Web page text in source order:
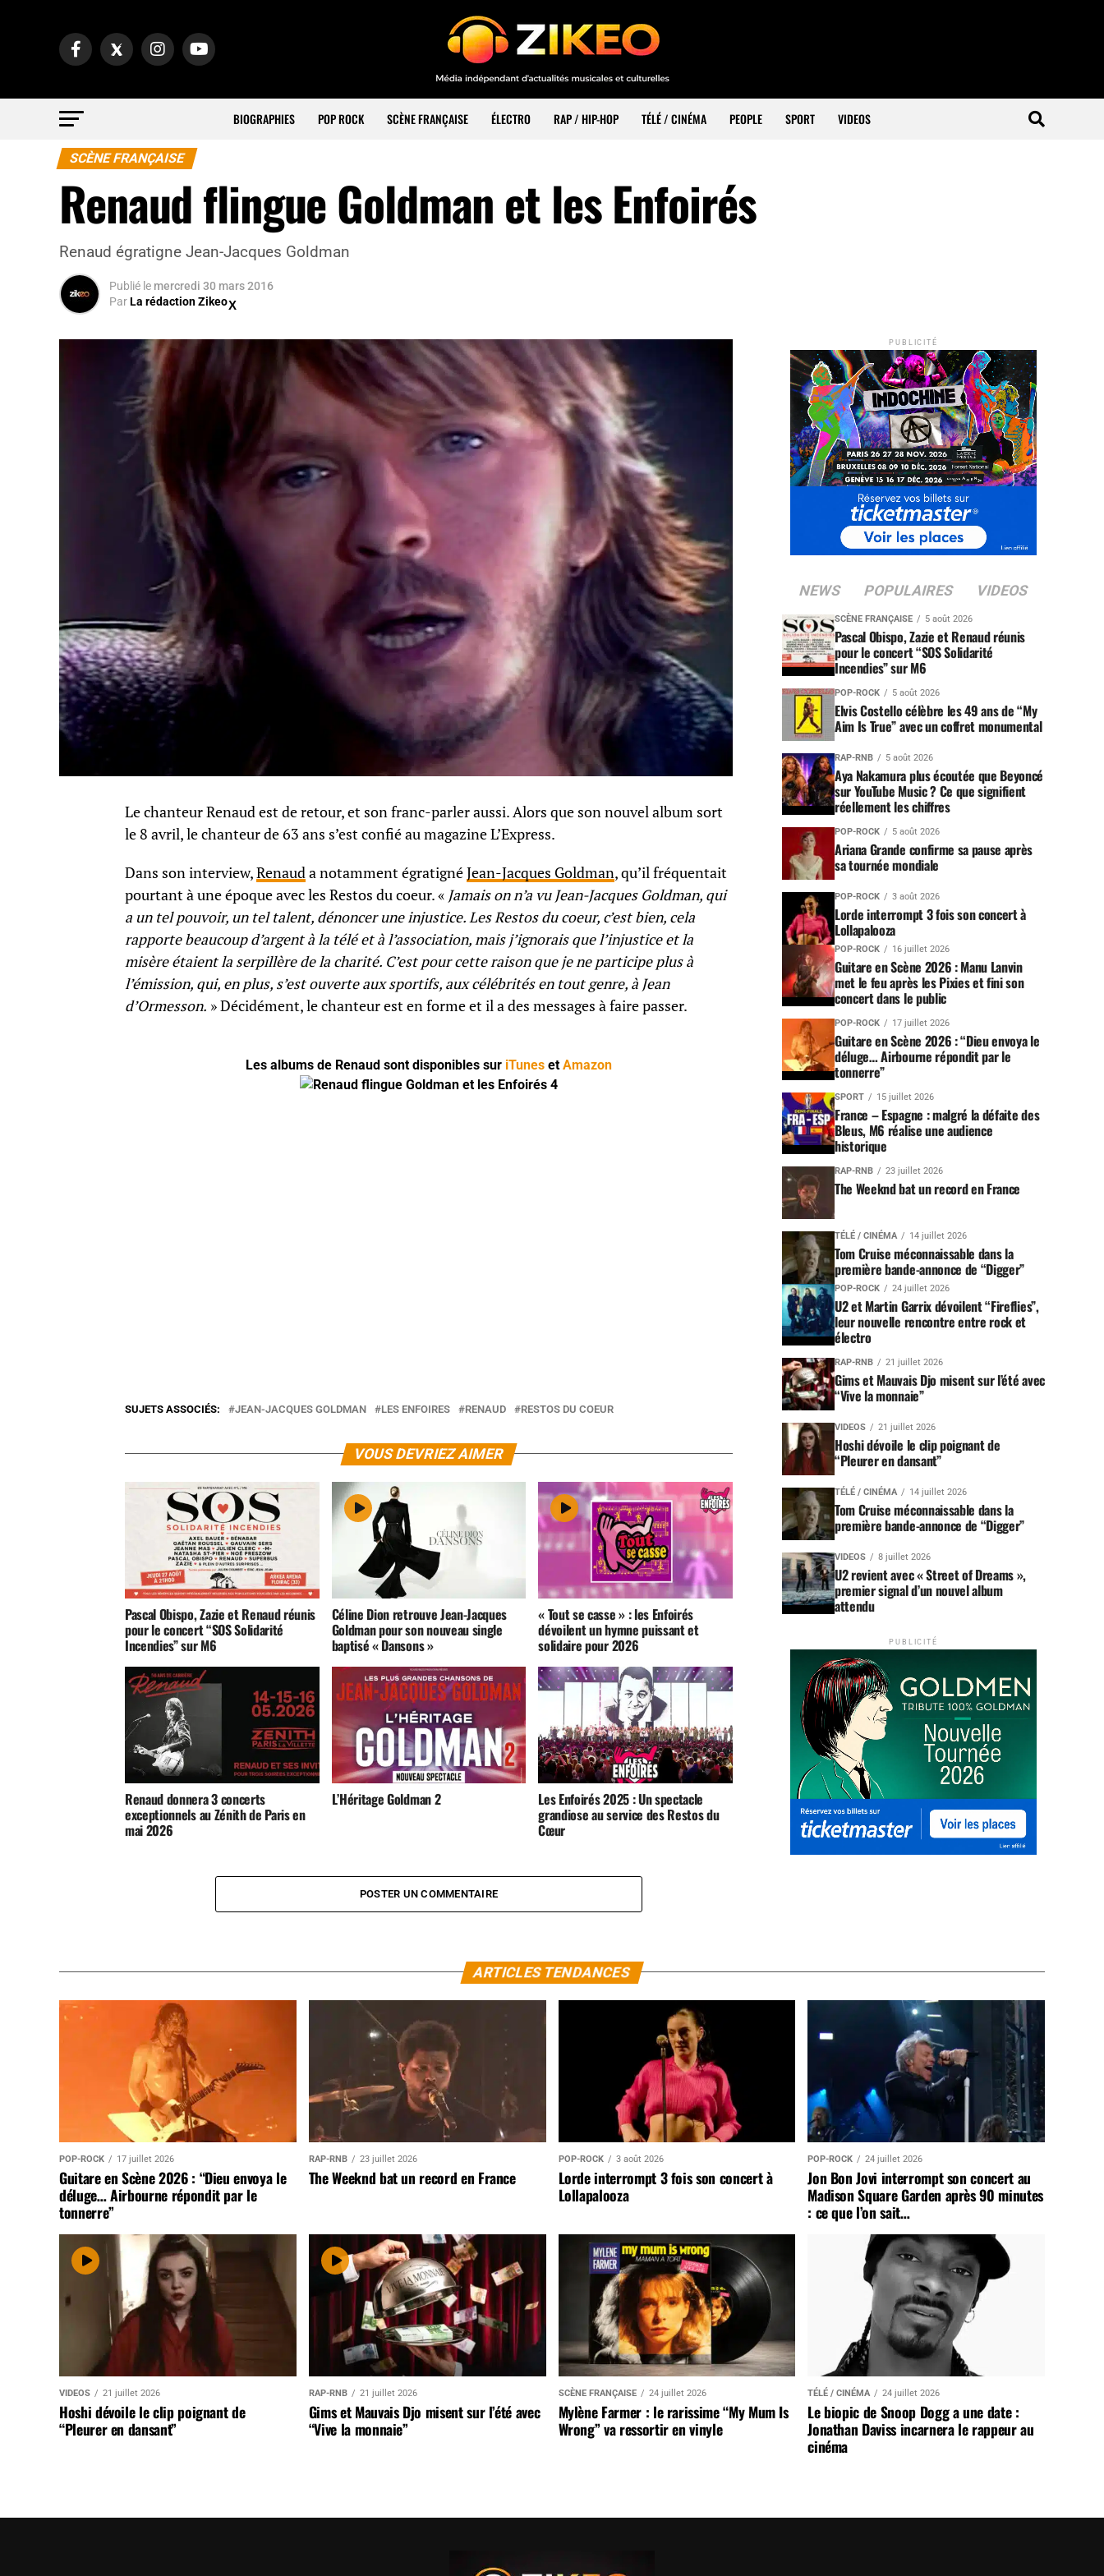
BIOGRAPHIES POP ROCK SCÈNE FRANÇAISE ÉLECTRO RAP / HIP-HOP TÉLÉ / CINÉMA PEOPLE SPORT VIDEOS
SCÈNE FRANÇAISE
Renaud flingue Goldman et les Enfoirés
Renaud égratigne Jean-Jacques Goldman
Publié le mercredi 30 mars 2016
ParLa rédaction Zikeo
Le chanteur Renaud est de retour, et son franc-parler aussi. Alors que son nouvel album sort
le 8 avril, le chanteur de 63 ans s’est confié au magazine L’Express.
Dans son interview,Renauda notamment égratignéJean-Jacques Goldman, qu’il fréquentait
pourtant à une époque avec les Restos du coeur. « Jamais on n’a vu Jean-Jacques Goldman, qui
a un tel pouvoir, un tel talent, dénoncer une injustice. Les Restos du coeur, c’est bien, cela
rapporte beaucoup d’argent à la télé et à l’association, mais j’ignorais que l’injustice et la
misère étaient la serpillère de la charité. C’est pour cette raison que je ne participe plus à
l’émission, qui, en plus, s’est ouverte aux sportifs, aux célébrités en tout genre, à Jean
d’Ormesson. » Décidément, le chanteur est en forme et il a des messages à faire passer.
Les albums de Renaud sont disponibles sur iTunes et Amazon
SUJETS ASSOCIÉS: JEAN-JACQUES GOLDMAN LES ENFOIRES RENAUD RESTOS DU COEUR
VOUS DEVRIEZ AIMER
Pascal Obispo, Zazie et Renaud réunis
pour le concert “SOS Solidarité
Incendies” sur M6
Céline Dion retrouve Jean-Jacques
Goldman pour son nouveau single
baptisé « Dansons »
« Tout se casse » : les Enfoirés
dévoilent un hymne puissant et
solidaire pour 2026
Renaud donnera 3 concerts
exceptionnels au Zénith de Paris en
mai 2026
L’Héritage Goldman 2 Les Enfoirés 2025 : Un spectacle
grandiose au service des Restos du
Cœur
POSTER UN COMMENTAIRE
PUBLICITÉ
NEWS POPULAIRES VIDEOS
SCÈNE FRANÇAISE 5 août 2026
Pascal Obispo, Zazie et Renaud réunis
pour le concert “SOS Solidarité
Incendies” sur M6
POP-ROCK 5 août 2026
Elvis Costello célèbre les 49 ans de “My
Aim Is True” avec un coffret monumental
RAP-RNB 5 août 2026
Aya Nakamura plus écoutée que Beyoncé
sur YouTube Music ? Ce que signifient
réellement les chiffres
POP-ROCK 5 août 2026
Ariana Grande confirme sa pause après
sa tournée mondiale
POP-ROCK 3 août 2026
Lorde interrompt 3 fois son concert à
Lollapalooza
POP-ROCK 16 juillet 2026
Guitare en Scène 2026 : Manu Lanvin
met le feu après les Pixies et fini son
concert dans le public
POP-ROCK 17 juillet 2026
Guitare en Scène 2026 : “Dieu envoya le
déluge… Airbourne répondit par le
tonnerre”
SPORT 15 juillet 2026
France – Espagne : malgré la défaite des
Bleus, M6 réalise une audience
historique
RAP-RNB 23 juillet 2026
The Weeknd bat un record en France
TÉLÉ / CINÉMA 14 juillet 2026
Tom Cruise méconnaissable dans la
première bande-annonce de “Digger”
POP-ROCK 24 juillet 2026
U2 et Martin Garrix dévoilent “Fireflies”,
leur nouvelle rencontre entre rock et
électro
RAP-RNB 21 juillet 2026
Gims et Mauvais Djo misent sur l’été avec
“Vive la monnaie”
VIDEOS 21 juillet 2026
Hoshi dévoile le clip poignant de
“Pleurer en dansant”
TÉLÉ / CINÉMA 14 juillet 2026
Tom Cruise méconnaissable dans la
première bande-annonce de “Digger”
VIDEOS 8 juillet 2026
U2 revient avec « Street of Dreams »,
premier signal d’un nouvel album
attendu
PUBLICITÉ
ARTICLES TENDANCES
POP-ROCK 17 juillet 2026
Guitare en Scène 2026 : “Dieu envoya le
déluge… Airbourne répondit par le
tonnerre”
RAP-RNB 23 juillet 2026
The Weeknd bat un record en France
POP-ROCK 3 août 2026
Lorde interrompt 3 fois son concert à
Lollapalooza
POP-ROCK 24 juillet 2026
Jon Bon Jovi interrompt son concert au
Madison Square Garden après 90 minutes
: ce que l’on sait…
VIDEOS 21 juillet 2026
Hoshi dévoile le clip poignant de
“Pleurer en dansant”
RAP-RNB 21 juillet 2026
Gims et Mauvais Djo misent sur l’été avec
“Vive la monnaie”
SCÈNE FRANÇAISE 24 juillet 2026
Mylène Farmer : le rarissime “My Mum Is
Wrong” va ressortir en vinyle
TÉLÉ / CINÉMA 24 juillet 2026
Le biopic de Snoop Dogg a une date :
Jonathan Daviss incarnera le rappeur au
cinéma